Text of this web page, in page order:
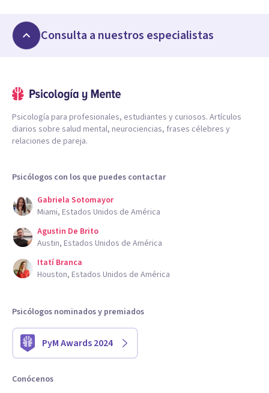
Consulta a nuestros especialistas
Psicología para profesionales, estudiantes y curiosos. Artículos
diarios sobre salud mental, neurociencias, frases célebres y
relaciones de pareja.
Psicólogos con los que puedes contactar
Gabriela Sotomayor
Miami, Estados Unidos de América
Agustin De Brito
Austin, Estados Unidos de América
Itatí Branca
Houston, Estados Unidos de América
Psicólogos nominados y premiados
PyM Awards 2024
Conócenos